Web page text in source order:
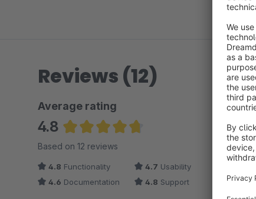
Reviews (12)
Average rating
4.8
Average rating of 4.79 out of 5 stars
Based on 12 reviews
4.8 Functionality 4.7 Usability
4.6 Documentation 4.8 Support